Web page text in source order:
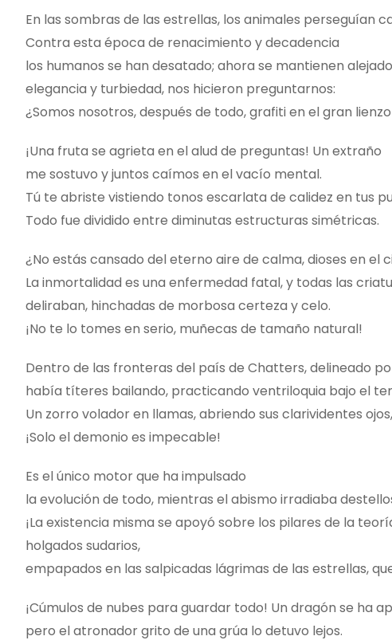
En las sombras de las estrellas, los animales perseguían
Contra esta época de renacimiento y decadencia
los humanos se han desatado; ahora se mantienen
elegancia y turbiedad, nos hicieron preguntarnos:
¿Somos nosotros, después de todo, grafiti en el gran
¡Una fruta se agrieta en el alud de preguntas! Un extraño
me sostuvo y juntos caímos en el vacío mental.
Tú te abriste vistiendo tonos escarlata de calidez en tus
Todo fue dividido entre diminutas estructuras simétricas.
¿No estás cansado del eterno aire de calma, dioses en el
La inmortalidad es una enfermedad fatal, y todas las
deliraban, hinchadas de morbosa certeza y celo.
¡No te lo tomes en serio, muñecas de tamaño natural!
Dentro de las fronteras del país de Chatters, delineado
había títeres bailando, practicando ventriloquia bajo el
Un zorro volador en llamas, abriendo sus clarividentes
¡Solo el demonio es impecable!
Es el único motor que ha impulsado
la evolución de todo, mientras el abismo irradiaba
¡La existencia misma se apoyó sobre los pilares de la
holgados sudarios,
empapados en las salpicadas lágrimas de las estrellas,
¡Cúmulos de nubes para guardar todo! Un dragón se ha
pero el atronador grito de una grúa lo detuvo lejos.